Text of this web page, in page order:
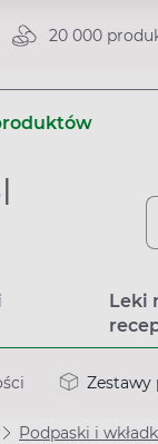
20 000
Leki
Zestawy
Podpaski i